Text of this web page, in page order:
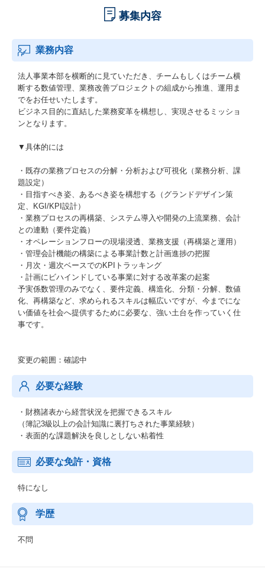
募集内容
業務内容
法人事業本部を横断的に見ていただき、チームもしくはチーム横
断する数値管理、業務改善プロジェクトの組成から推進、運用ま
でをお任せいたします。
ビジネス目的に直結した業務変革を構想し、実現させるミッショ
ンとなります。
▼具体的には
・既存の業務プロセスの分解・分析および可視化（業務分析、課
題設定）
・目指すべき姿、あるべき姿を構想する（グランドデザイン策
定、KGI/KPI設計）
・業務プロセスの再構築、システム導入や開発の上流業務、会計
との連動（要件定義）
・オペレーションフローの現場浸透、業務支援（再構築と運用）
・管理会計機能の構築による事業計数と計画進捗の把握
・月次・週次ベースでのKPIトラッキング
・計画にビハインドしている事業に対する改革案の起案
予実係数管理のみでなく、要件定義、構造化、分類・分解、数値
化、再構築など、求められるスキルは幅広いですが、今までにな
い価値を社会へ提供するために必要な、強い土台を作っていく仕
事です。
変更の範囲：確認中
必要な経験
・財務諸表から経営状況を把握できるスキル
（簿記3級以上の会計知識に裏打ちされた事業経験）
・表面的な課題解決を良しとしない粘着性
必要な免許・資格
特になし
学歴
不問